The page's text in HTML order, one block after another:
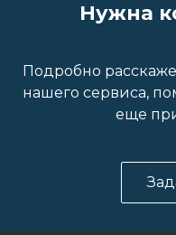
Нужна
Подробно
нашего сервиса,
еще